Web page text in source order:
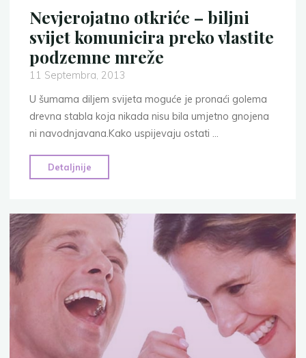
Nevjerojatno otkriće – biljni
svijet komunicira preko vlastite
podzemne mreže
11 Septembra, 2013
U šumama diljem svijeta moguće je pronaći golema
drevna stabla koja nikada nisu bila umjetno gnojena
ni navodnjavana.Kako uspijevaju ostati …
Detaljnije
otkriće
biljni
svijet
komunicira
preko
vlastite
podzemne
mreže"